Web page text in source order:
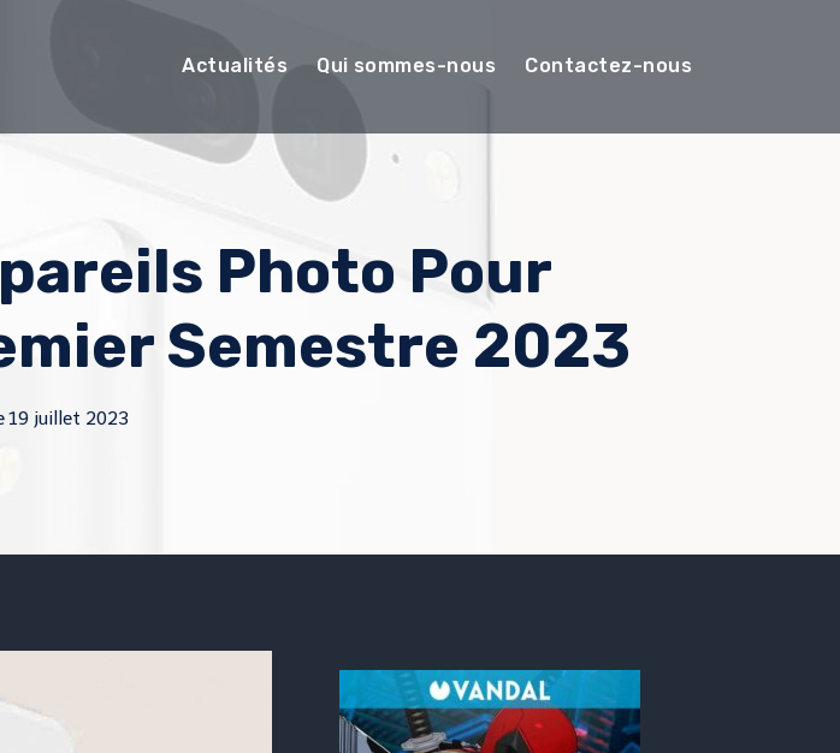
Actualités Qui sommes-nous Contactez-nous
Photo Pour
Semestre 2023
19 juillet 2023